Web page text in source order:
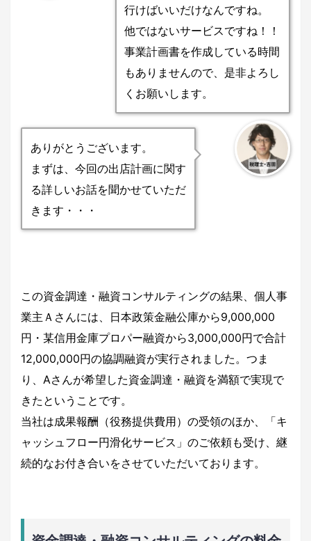
行けばいいだけなんですね。
他ではないサービスですね！！
事業計画書を作成している時間
もありませんので、是非よろし
くお願いします。
ありがとうございます。
まずは、今回の出店計画に関す
る詳しいお話を聞かせていただ
きます・・・
この資金調達・融資コンサルティングの結果、個人事
業主Ａさんには、日本政策金融公庫から9,000,000
円・某信用金庫プロパー融資から3,000,000円で合計
12,000,000円の協調融資が実行されました。つま
り、Aさんが希望した資金調達・融資を満額で実現で
きたということです。
当社は成果報酬（役務提供費用）の受領のほか、「キ
ャッシュフロー円滑化サービス」のご依頼も受け、継
続的なお付き合いをさせていただいております。